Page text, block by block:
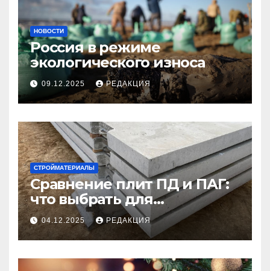
НОВОСТИ
Россия в режиме
экологического износа
09.12.2025 РЕДАКЦИЯ
СТРОЙМАТЕРИАЛЫ
Сравнение плит ПД и ПАГ:
что выбрать для
долговечного и прочного
покрытия
04.12.2025 РЕДАКЦИЯ